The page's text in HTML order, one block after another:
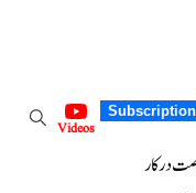
Subscription
Videos
درکار